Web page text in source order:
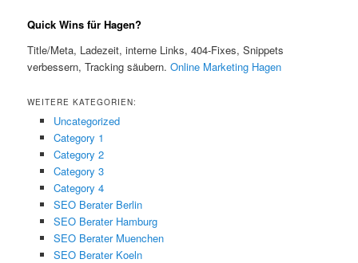
Quick Wins für Hagen?
Title/Meta, Ladezeit, interne Links, 404-Fixes, Snippets
verbessern, Tracking säubern.Online Marketing Hagen
WEITERE KATEGORIEN:
Uncategorized
Category 1
Category 2
Category 3
Category 4
SEO Berater Berlin
SEO Berater Hamburg
SEO Berater Muenchen
SEO Berater Koeln